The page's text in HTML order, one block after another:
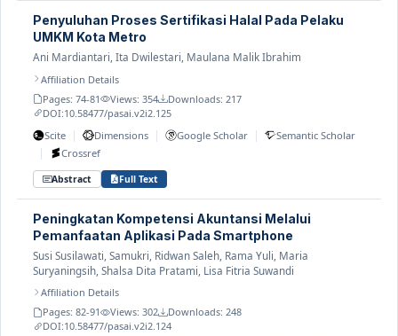
Penyuluhan Proses Sertifikasi Halal Pada Pelaku
UMKM Kota Metro
Ani Mardiantari, Ita Dwilestari, Maulana Malik Ibrahim
Affiliation Details
Pages: 74-81
Views: 354
Downloads: 217
DOI:10.58477/pasai.v2i2.125
Scite | Dimensions | Google Scholar | Semantic Scholar
| Crossref
Abstract Full Text
Peningkatan Kompetensi Akuntansi Melalui
Pemanfaatan Aplikasi Pada Smartphone
Susi Susilawati, Samukri, Ridwan Saleh, Rama Yuli, Maria
Suryaningsih, Shalsa Dita Pratami, Lisa Fitria Suwandi
Affiliation Details
Pages: 82-91
Views: 302
Downloads: 248
DOI:10.58477/pasai.v2i2.124